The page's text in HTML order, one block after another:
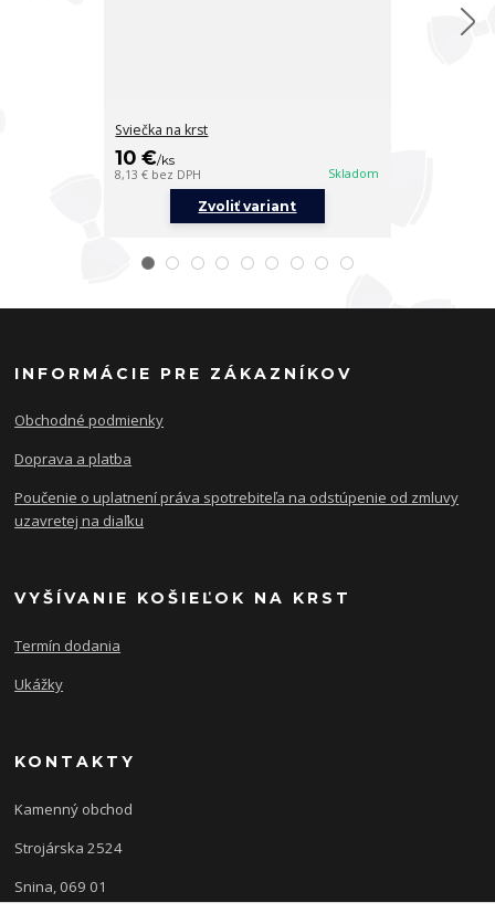
Sviečka na krst
10 €/ks
8,13 € bez DPH Skladom
Zvoliť variant
INFORMÁCIE PRE ZÁKAZNÍKOV
Obchodné podmienky
Doprava a platba
Poučenie o uplatnení práva spotrebiteľa na odstúpenie od zmluvy
uzavretej na diaľku
VYŠÍVANIE KOŠIEĽOK NA KRST
Termín dodania
Ukážky
KONTAKTY
Kamenný obchod
Strojárska 2524
Snina, 069 01